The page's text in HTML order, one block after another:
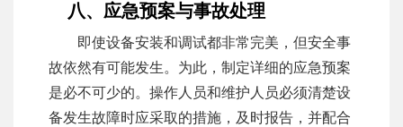
八、应急预案与事故处理
即使设备安装和调试都非常完美，但安全事
故依然有可能发生。为此，制定详细的应急预案
是必不可少的。操作人员和维护人员必须清楚设
备发生故障时应采取的措施，及时报告，并配合